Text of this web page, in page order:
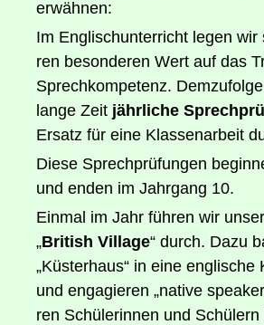
erwähnen:
Im Eng­lisch­un­ter­richt legen
ren beson­de­ren Wert auf das
Sprech­kom­pe­tenz.
lan­ge Zeit jähr­li­che
Ersatz für eine Klas­sen­ar­beit
Die­se Sprech­prü­fun­gen
und enden im Jahr­gang 10.
Ein­mal im Jahr füh­ren wir
„Bri­tish Vil­la­ge“ durch. Dazu
„Küs­ter­haus“ in eine eng­li­sche
und enga­gie­ren „nati­ve
ren Schü­le­rin­nen und